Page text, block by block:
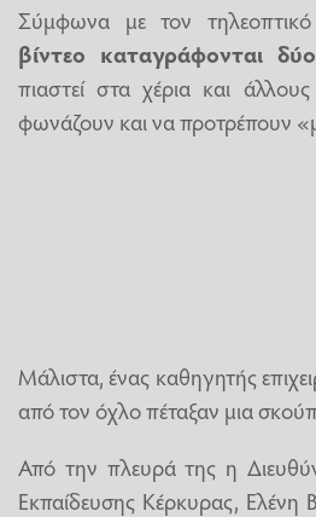
Σύμφωνα με τον
βίντεο καταγράφονται
πιαστεί στα χέρια και
φωνάζουν και να προτρέπουν
Μάλιστα, ένας καθηγητής
από τον όχλο πέταξαν μια
Από την πλευρά της η
Εκπαίδευσης Κέρκυρας, Ελένη